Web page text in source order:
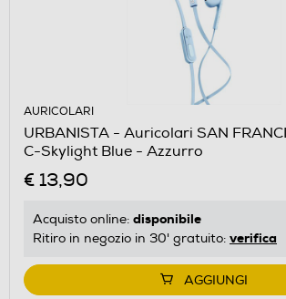
AURICOLARI
URBANISTA - Auricolari SAN
C-Skylight Blue - Azzurro
€ 13,90
Acquisto online: disponibile
Ritiro in negozio in 30' gratuito: verifica
AGGIUNGI